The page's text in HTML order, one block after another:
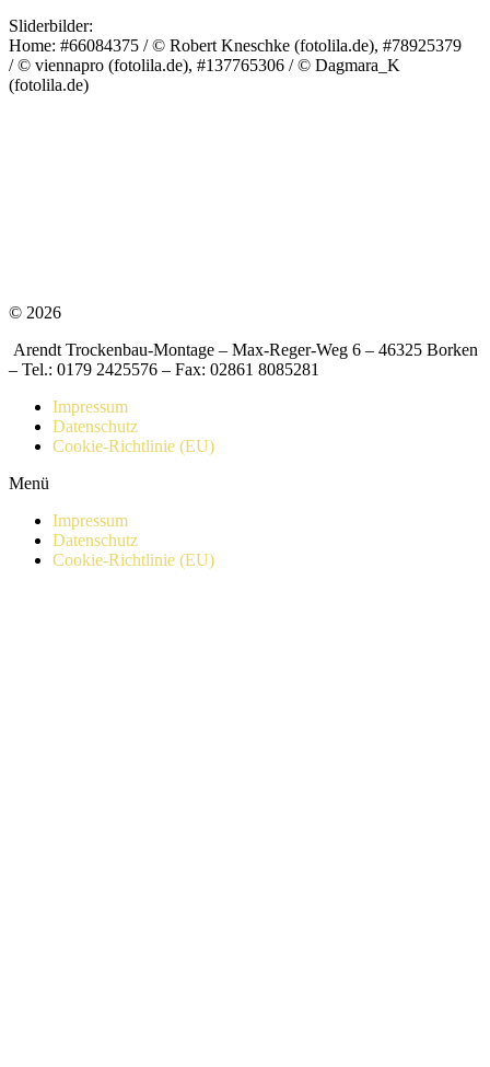
Sliderbilder:
Home: #66084375 / © Robert Kneschke (fotolila.de), #78925379
/ © viennapro (fotolila.de), #137765306 / © Dagmara_K
(fotolila.de)
© 2026
Arendt Trockenbau-Montage – Max-Reger-Weg 6 – 46325 Borken
– Tel.: 0179 2425576 – Fax: 02861 8085281
Impressum
Datenschutz
Cookie-Richtlinie (EU)
Menü
Impressum
Datenschutz
Cookie-Richtlinie (EU)